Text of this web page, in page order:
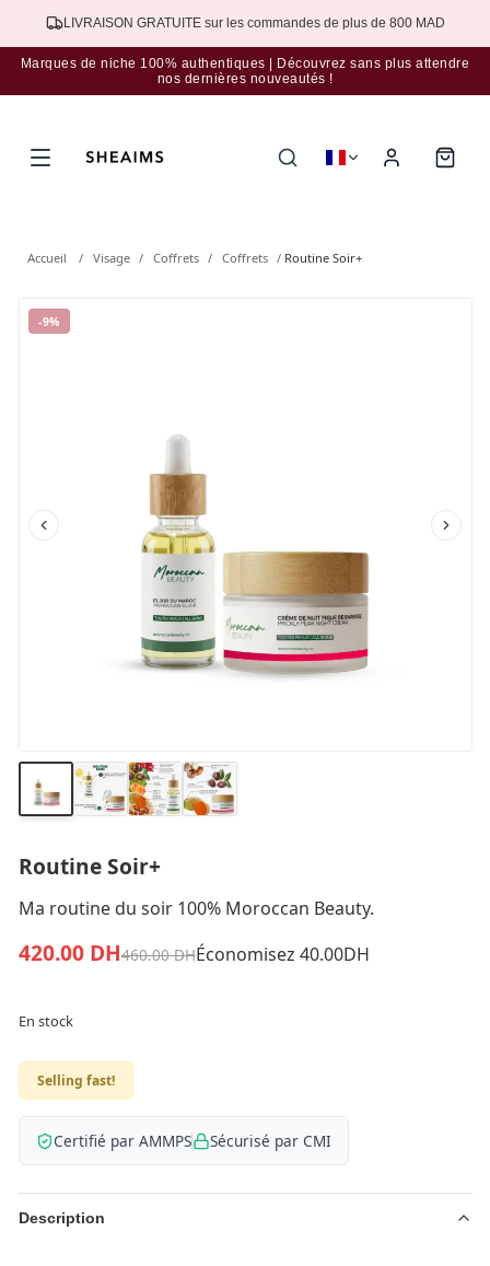
LIVRAISON GRATUITE sur les commandes de plus de 800 MAD
Marques de niche 100% authentiques | Découvrez sans plus attendre
nos dernières nouveautés !
Accueil / Visage / Coffrets / Coffrets / Routine Soir+
-9%
Routine Soir+
Ma routine du soir 100% Moroccan Beauty.
420.00DH460.00DHÉconomisez 40.00DH
En stock
Selling fast!
Certifié par AMMPS Sécurisé par CMI
Description